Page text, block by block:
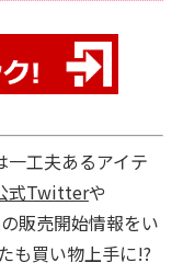
一工夫あるアイテ
式Twitterや
販売開始情報をい
も買い物上手に!?